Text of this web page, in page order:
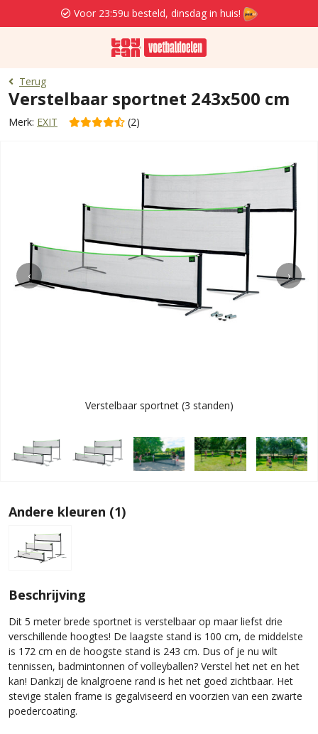
Voor 23:59u besteld, dinsdag in huis!
Terug
Verstelbaar sportnet 243x500 cm
Merk: EXIT (2)
‹ ›
Verstelbaar sportnet (3 standen)
Andere kleuren (1)
Beschrijving
Dit 5 meter brede sportnet is verstelbaar op maar liefst drie
verschillende hoogtes! De laagste stand is 100 cm, de middelste
is 172 cm en de hoogste stand is 243 cm. Dus of je nu wilt
tennissen, badmintonnen of volleyballen? Verstel het net en het
kan! Dankzij de knalgroene rand is het net goed zichtbaar. Het
stevige stalen frame is gegalviseerd en voorzien van een zwarte
poedercoating.